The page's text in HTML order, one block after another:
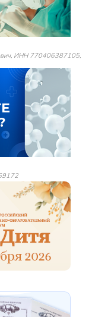
ИНН 770406387105,